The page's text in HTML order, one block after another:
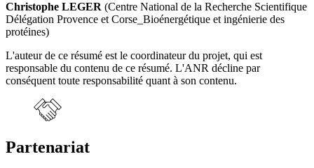
Christophe LEGER (Centre National de la Recherche Scientifique
Délégation Provence et Corse_Bioénergétique et ingénierie des
protéines)
L'auteur de ce résumé est le coordinateur du projet, qui est
responsable du contenu de ce résumé. L'ANR décline par
conséquent toute responsabilité quant à son contenu.
Partenariat